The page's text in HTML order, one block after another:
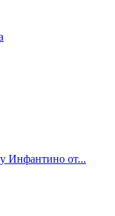
Инфантино от...